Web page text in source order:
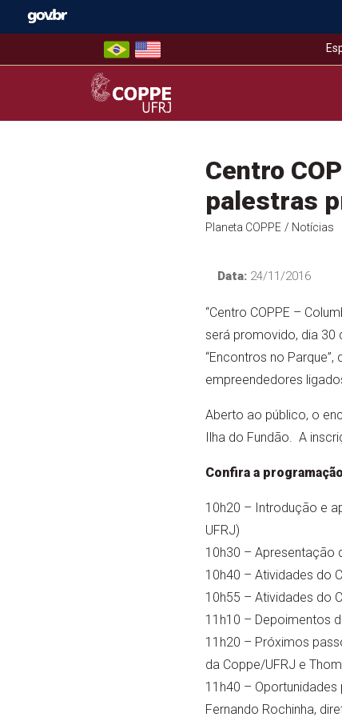
COPPE – UFRJ
Centro
palestras
Planeta COPPE / Notícias
Data:24/11/2016
“Centro COPPE –
será promovido, dia 30
“Encontros no
empreendedores
Aberto ao público, o
Ilha do Fundão. A
Confira a programação
10h20 – Introdução e
UFRJ)
10h30 – Apresentação
10h40 – Atividades do
10h55 – Atividades do
11h10 – Depoimentos
11h20 – Próximos
da Coppe/UFRJ e
11h40 –
Fernando Rochinha,